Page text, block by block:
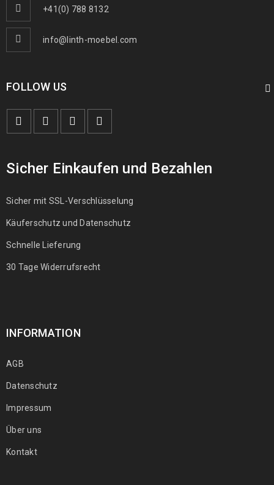
+41(0) 788 8132
info@linth-moebel.com
FOLLOW US
Sicher Einkaufen und Bezahlen
Sicher mit SSL-Verschlüsselung
Käuferschutz und Datenschutz
Schnelle Lieferung
30 Tage Widerrufsrecht
INFORMATION
AGB
Datenschutz
Impressum
Über uns
Kontakt